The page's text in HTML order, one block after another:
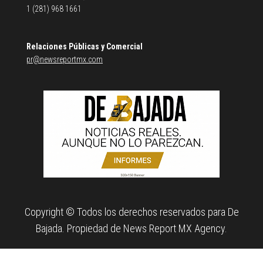
1 (281) 968 1661
Relaciones Públicas y Comercial
pr@newsreportmx.com
Copyright © Todos los derechos reservados para De
Bajada. Propiedad de News Report MX Agency.